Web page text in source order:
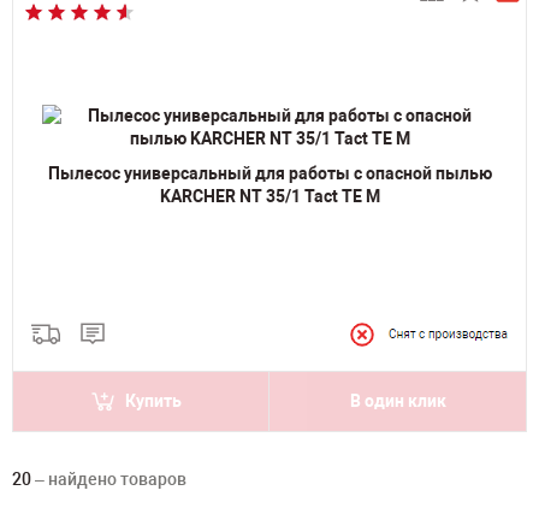
Пылесос универсальный для работы с опасной пылью
KARCHER NT 35/1 Tact TE M
Купить В один клик
20– найдено товаров